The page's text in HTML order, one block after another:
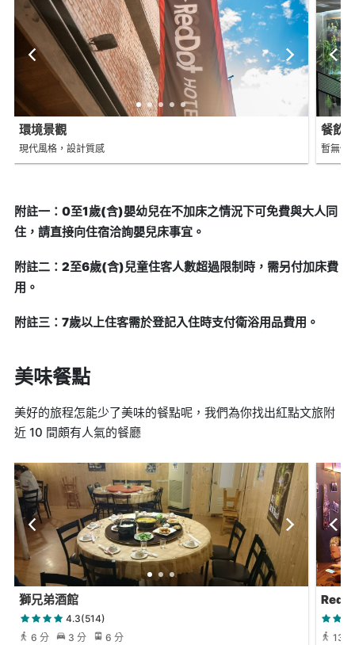
環境景觀
現代風格，設計質感
餐飲
暫無價
附註一：0至1歲(含)嬰幼兒在不加床之情況下可免費與大人同
住，請直接向住宿洽詢嬰兒床事宜。
附註二：2至6歲(含)兒童住客人數超過限制時，需另付加床費
用。
附註三：7歲以上住客需於登記入住時支付衛浴用品費用。
美味餐點
美好的旅程怎能少了美味的餐點呢，我們為你找出紅點文旅附
近 10 間頗有人氣的餐廳
獅兄弟酒館
4.3(514)
6 分
3 分 6 分
Red
13 分